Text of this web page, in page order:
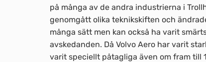
på många av de andra industrierna i
genomgått olika teknikskiften och
många sätt men kan också ha varit
avskedanden. Då Volvo Aero har varit
varit speciellt påtagliga även om fram